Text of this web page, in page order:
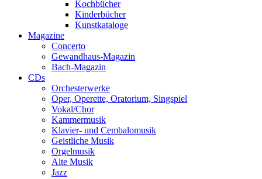
Kochbücher
Kinderbücher
Kunstkataloge
Magazine
Concerto
Gewandhaus-Magazin
Bach-Magazin
CDs
Orchesterwerke
Oper, Operette, Oratorium, Singspiel
Vokal/Chor
Kammermusik
Klavier- und Cembalomusik
Geistliche Musik
Orgelmusik
Alte Musik
Jazz